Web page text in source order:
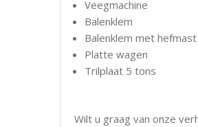
Veegmachine
Balenklem
Balenklem met hefmast
Platte wagen
Trilplaat 5 tons
Wilt u graag van onze